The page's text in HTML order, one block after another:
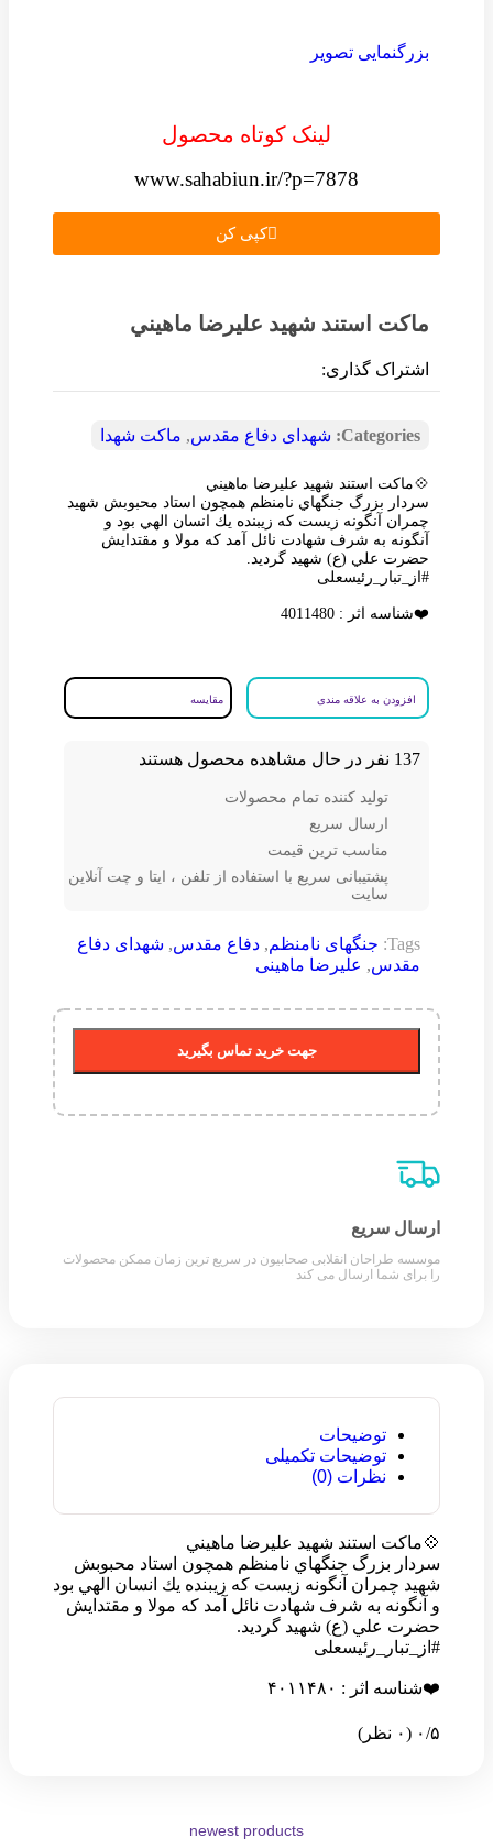
بزرگنمایی تصویر
لینک کوتاه محصول
www.sahabiun.ir/?p=7878
کپی کن
ماکت استند شهيد عليرضا ماهيني
اشتراک گذاری:
Categories: شهدای دفاع مقدس, ماکت شهدا
💠ماکت استند شهيد عليرضا ماهيني
سردار بزرگ جنگهاي نامنظم همچون استاد محبوبش شهيد
چمران آنگونه زيست كه زيبنده يك انسان الهي بود و
آنگونه به شرف شهادت نائل آمد كه مولا و مقتدايش
حضرت علي (ع) شهيد گرديد.
#از_تبار_رئیسعلی
❤️شناسه اثر : 4011480
افزودن به علاقه مندی مقایسه
137 نفر در حال مشاهده محصول هستند
تولید کننده تمام محصولات
ارسال سریع
مناسب ترین قیمت
پشتیبانی سریع با استفاده از تلفن ، ایتا و چت آنلاین
سایت
Tags: جنگهای نامنظم, دفاع مقدس, شهدای دفاع
مقدس, علیرضا ماهینی
جهت خرید تماس بگیرید
ارسال سریع
موسسه طراحان انقلابی صحابیون در سریع ترین زمان ممکن محصولات
را برای شما ارسال می کند
توضیحات
توضیحات تکمیلی
نظرات (0)
💠ماکت استند شهيد عليرضا ماهيني
سردار بزرگ جنگهاي نامنظم همچون استاد محبوبش
شهيد چمران آنگونه زيست كه زيبنده يك انسان الهي بود
و آنگونه به شرف شهادت نائل آمد كه مولا و مقتدايش
حضرت علي (ع) شهيد گرديد.
#از_تبار_رئیسعلی
❤️شناسه اثر : ۴۰۱۱۴۸۰
‫۰/۵ ‫(۰ نظر)
newest products